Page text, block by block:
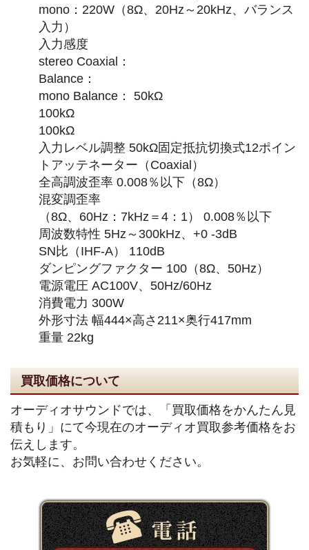
mono：220W（8Ω、20Hz～20kHz、バランス
入力）
入力感度
stereo Coaxial：
Balance：
mono Balance： 50kΩ
100kΩ
100kΩ
入力レベル調整 50kΩ固定抵抗切換式12ポイン
トアッテネーター（Coaxial）
全高調波歪率 0.008％以下（8Ω）
混変調歪率
（8Ω、60Hz：7kHz＝4：1） 0.008％以下
周波数特性 5Hz～300kHz、+0 -3dB
SN比（IHF-A） 110dB
ダンピングファクター 100（8Ω、50Hz）
電源電圧 AC100V、50Hz/60Hz
消費電力 300W
外形寸法 幅444×高さ211×奥行417mm
重量 22kg
買取価格について
オーディオサウンドでは、「買取価格をかんたん見
積もり」にて今現在のオーディオ買取参考価格をお
伝えします。
お気軽に、お問い合わせください。